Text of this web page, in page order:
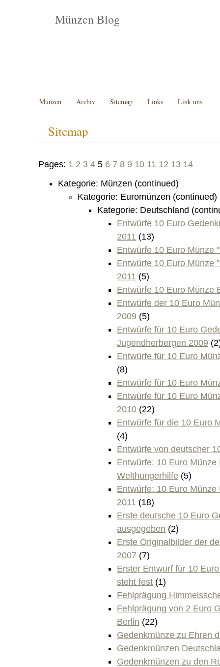
Münzen Blog
Münzen Archiv Sitemap Links Link uns
Sitemap
Pages: 1 2 3 4 5 6 7 8 9 10 11 12 13 14
Kategorie: Münzen (continued)
Kategorie: Euromünzen (continued)
Kategorie: Deutschland
Entwürfe 10 Euro
2011 (13)
Entwürfe 10 Euro Münze
Entwürfe 10 Euro Münze
2011 (5)
Entwürfe 10 Euro Münze
Entwürfe der 10 Euro
2009 (5)
Entwürfe für 10 Euro
Jugendherbergen 2009
Entwürfe für 10 Euro
(8)
Entwürfe für 10 Euro
Entwürfe für 10 Euro
2010 (22)
Entwürfe für die 10 Euro
(4)
Entwürfe von deutscher
Entwürfe: 10 Euro Münze
Welthungerhilfe (5)
Entwürfe: 10 Euro
2011 (18)
Erste deutsche 10 Euro
ausgegeben (2)
Erste Originalbilder der
2007 (7)
Erster Entwurf für 10
steht fest (1)
Fehlprägung
Fehlprägung von 2 Euro
Berlin (22)
Gedenkmünze zu Ehren
Gedenkmünzen
Gedenkmünzen zu den